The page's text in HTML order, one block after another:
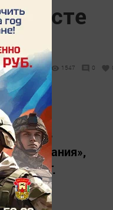
месте
1547 0
ДТП в
«Скания»,
по РТ.